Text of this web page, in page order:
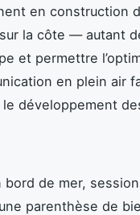
en construction
la côte — autant
et permettre
en plein air
développement
de mer,
parenthèse de